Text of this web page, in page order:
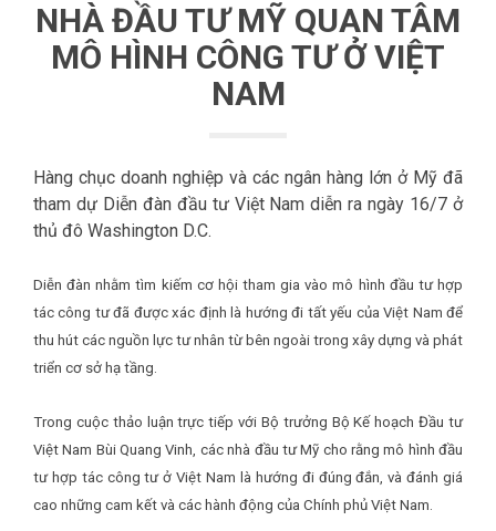
NHÀ ĐẦU TƯ MỸ QUAN TÂM
MÔ HÌNH CÔNG TƯ Ở VIỆT
NAM
Hàng chục doanh nghiệp và các ngân hàng lớn ở Mỹ đã
tham dự Diễn đàn đầu tư Việt Nam diễn ra ngày 16/7 ở
thủ đô Washington D.C.
Diễn đàn nhằm tìm kiếm cơ hội tham gia vào mô hình đầu tư hợp
tác công tư đã được xác định là hướng đi tất yếu của Việt Nam để
thu hút các nguồn lực tư nhân từ bên ngoài trong xây dựng và phát
triển cơ sở hạ tầng.
Trong cuộc thảo luận trực tiếp với Bộ trưởng Bộ Kế hoạch Đầu tư
Việt Nam Bùi Quang Vinh, các nhà đầu tư Mỹ cho rằng mô hình đầu
tư hợp tác công tư ở Việt Nam là hướng đi đúng đắn, và đánh giá
cao những cam kết và các hành động của Chính phủ Việt Nam.